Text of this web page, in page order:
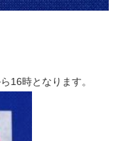
16時となります。